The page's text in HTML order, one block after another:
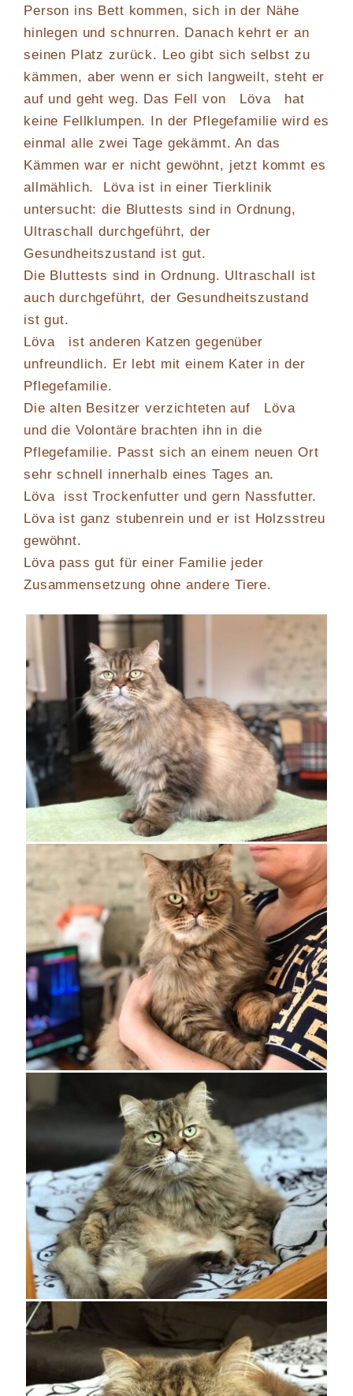
Person ins Bett kommen, sich in der Nähe
hinlegen und schnurren. Danach kehrt er an
seinen Platz zurück. Leo gibt sich selbst zu
kämmen, aber wenn er sich langweilt, steht er
auf und geht weg. Das Fell von Löva hat
keine Fellklumpen. In der Pflegefamilie wird es
einmal alle zwei Tage gekämmt. An das
Kämmen war er nicht gewöhnt, jetzt kommt es
allmählich. Löva ist in einer Tierklinik
untersucht: die Bluttests sind in Ordnung,
Ultraschall durchgeführt, der
Gesundheitszustand ist gut.
Die Bluttests sind in Ordnung. Ultraschall ist
auch durchgeführt, der Gesundheitszustand
ist gut.
Löva ist anderen Katzen gegenüber
unfreundlich. Er lebt mit einem Kater in der
Pflegefamilie.
Die alten Besitzer verzichteten auf Löva
und die Volontäre brachten ihn in die
Pflegefamilie. Passt sich an einem neuen Ort
sehr schnell innerhalb eines Tages an.
Löva isst Trockenfutter und gern Nassfutter.
Löva ist ganz stubenrein und er ist Holzsstreu
gewöhnt.
Löva pass gut für einer Familie jeder
Zusammensetzung ohne andere Tiere.